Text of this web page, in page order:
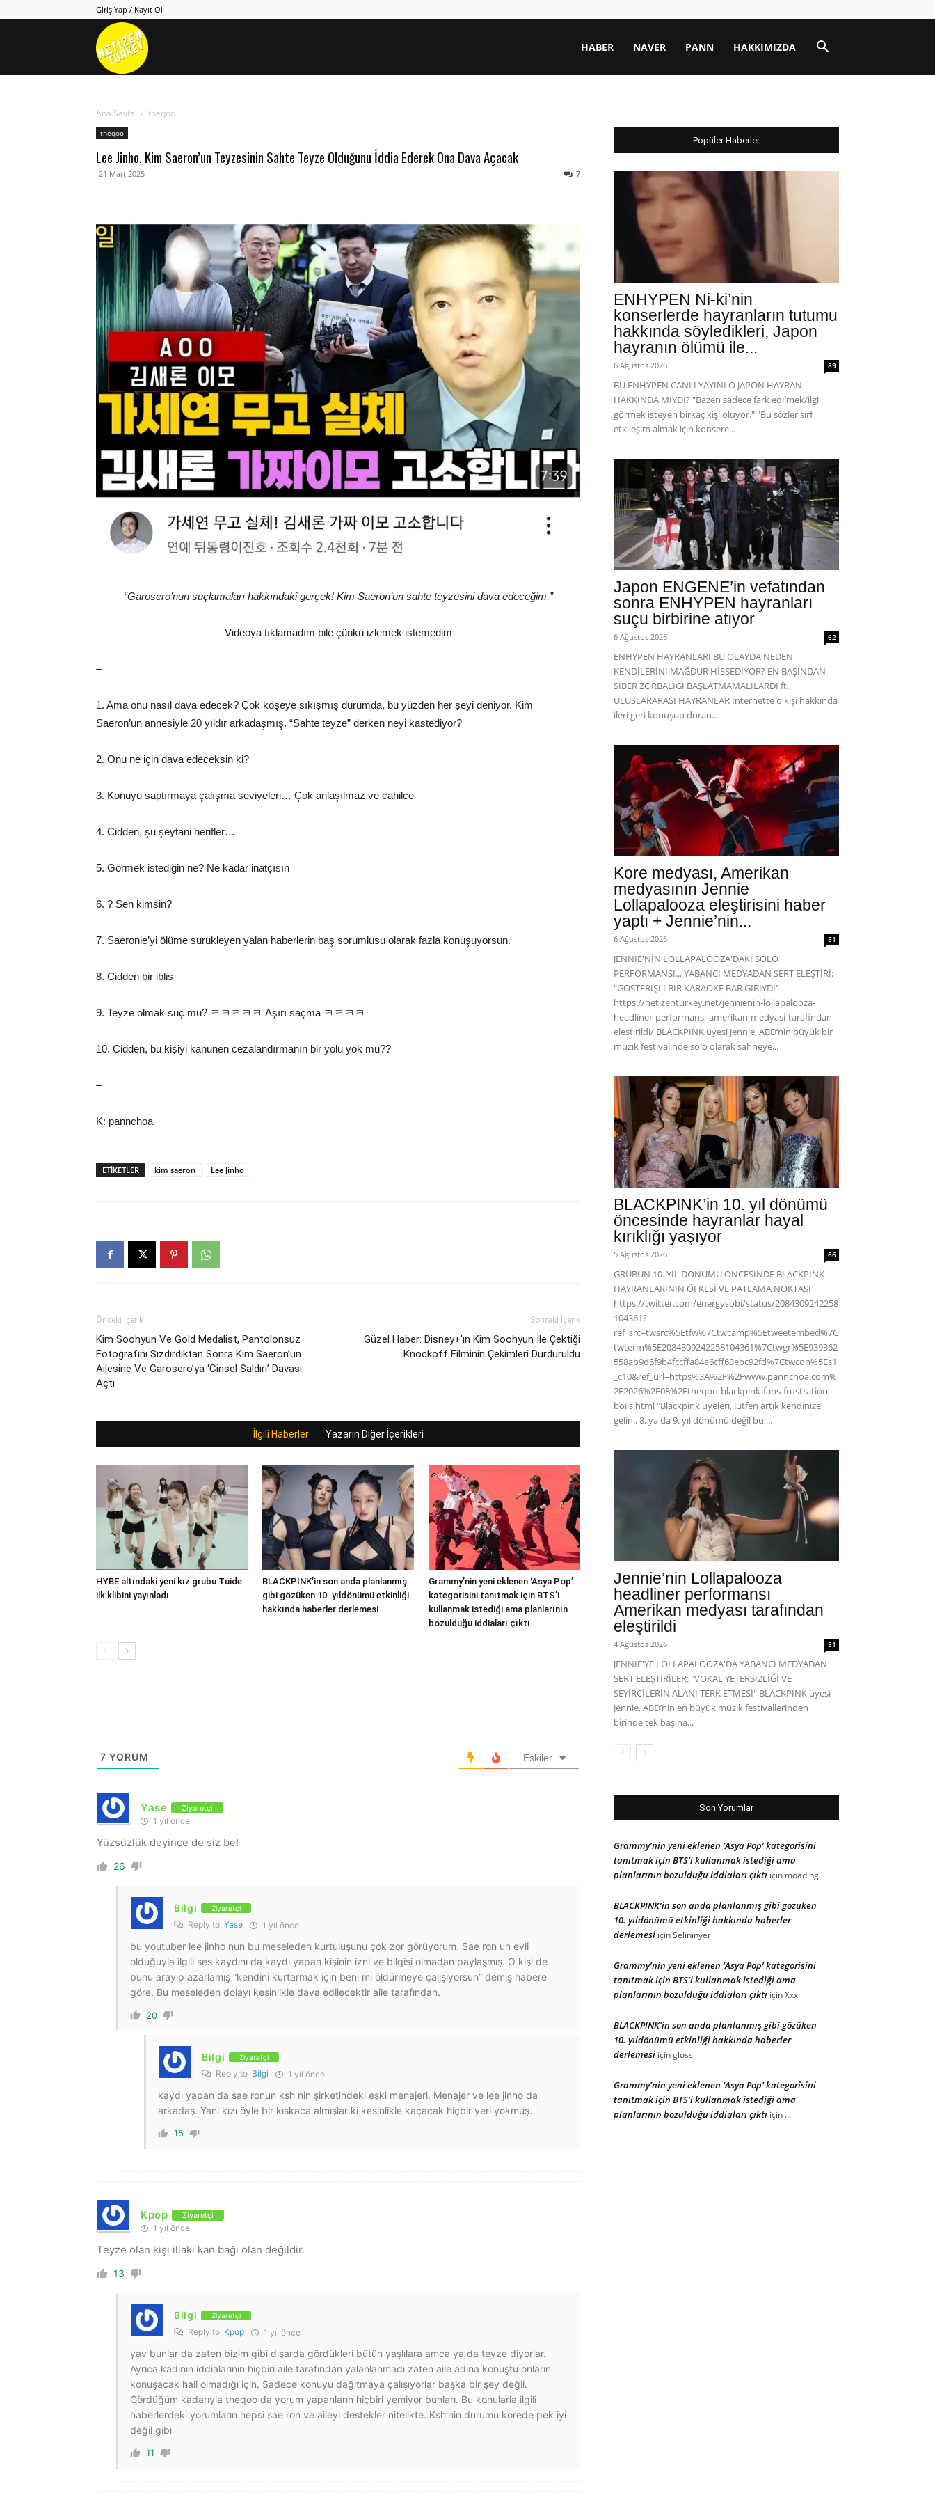
Giriş Yap / Kayıt Ol
Netizen HABER NAVER PANN HAKKIMIZDA
Ana Sayfa theqoo
theqoo
Lee Jinho, Kim Saeron’un Teyzesinin Sahte Teyze Olduğunu İddia Ederek Ona Dava Açacak
21 Mart 2025 7
“Garosero’nun suçlamaları hakkındaki gerçek! Kim Saeron’un sahte teyzesini dava edeceğim.”
Videoya tıklamadım bile çünkü izlemek istemedim
–
1. Ama onu nasıl dava edecek? Çok köşeye sıkışmış durumda, bu yüzden her şeyi deniyor. Kim
Saeron’un annesiyle 20 yıldır arkadaşmış. “Sahte teyze” derken neyi kastediyor?
2. Onu ne için dava edeceksin ki?
3. Konuyu saptırmaya çalışma seviyeleri… Çok anlaşılmaz ve cahilce
4. Cidden, şu şeytani herifler…
5. Görmek istediğin ne? Ne kadar inatçısın
6. ? Sen kimsin?
7. Saeronie’yi ölüme sürükleyen yalan haberlerin baş sorumlusu olarak fazla konuşuyorsun.
8. Cidden bir iblis
9. Teyze olmak suç mu? ㅋㅋㅋㅋㅋ Aşırı saçma ㅋㅋㅋㅋ
10. Cidden, bu kişiyi kanunen cezalandırmanın bir yolu yok mu??
–
K: pannchoa
ETIKETLER kim saeron Lee Jinho
Önceki İçerik
Kim Soohyun Ve Gold Medalist, Pantolonsuz
Fotoğrafını Sızdırdıktan Sonra Kim Saeron’un
Ailesine Ve Garosero’ya ‘Cinsel Saldırı’ Davası
Açtı
Sonraki İçerik
Güzel Haber: Disney+’ın Ki̇m Soohyun İle Çektiği
Knockoff Fi̇lminin Çekimleri Durduruldu
İlgili Haberler Yazarın Diğer İçerikleri
HYBE altındaki yeni kız grubu Tuide
ilk klibini yayınladı
BLACKPINK’in son anda planlanmış
gibi gözüken 10. yıldönümü etkinliği
hakkında haberler derlemesi
Grammy’nin yeni eklenen ‘Asya Pop’
kategorisini tanıtmak için BTS’i
kullanmak istediği ama planlarının
bozulduğu iddiaları çıktı
7 YORUM Eskiler
Yase Ziyaretçi
1 yıl önce
Yüzsüzlük deyince de siz be!
26
Bilgi Ziyaretçi
Reply to Yase 1 yıl önce
bu youtuber lee jinho nun bu meseleden kurtuluşunu çok zor görüyorum. Sae ron un evli
olduğuyla ilgili ses kaydını da kaydı yapan kişinin izni ve bilgisi olmadan paylaşmış. O kişi de
bunu arayıp azarlamış “kendini kurtarmak için beni mi öldürmeye çalışıyorsun” demiş habere
göre. Bu meseleden dolayı kesinlikle dava edilecektir aile tarafından.
20
Bilgi Ziyaretçi
Reply to Bilgi 1 yıl önce
kaydı yapan da sae ronun ksh nin şirketindeki eski menajeri. Menajer ve lee jinho da
arkadaş. Yani kızı öyle bir kıskaca almışlar ki kesinlikle kaçacak hiçbir yeri yokmuş.
15
Kpop Ziyaretçi
1 yıl önce
Teyze olan kişi illaki kan bağı olan değildir.
13
Bilgi Ziyaretçi
Reply to Kpop 1 yıl önce
yav bunlar da zaten bizim gibi dışarda gördükleri bütün yaşlılara amca ya da teyze diyorlar.
Ayrıca kadının iddialarının hiçbiri aile tarafından yalanlanmadı zaten aile adına konuştu onların
konuşacak hali olmadığı için. Sadece konuyu dağıtmaya çalışıyorlar başka bir şey değil.
Gördüğüm kadarıyla theqoo da yorum yapanların hiçbiri yemiyor bunları. Bu konularla ilgili
haberlerdeki yorumların hepsi sae ron ve aileyi destekler nitelikte. Ksh’nin durumu korede pek iyi
değil gibi
11
Popüler Haberler
ENHYPEN Ni-ki’nin
konserlerde hayranların tutumu
hakkında söyledikleri, Japon
hayranın ölümü ile...
6 Ağustos 2026 89
BU ENHYPEN CANLI YAYINI O JAPON HAYRAN
HAKKINDA MIYDI? "Bazen sadece fark edilmek/ilgi
görmek isteyen birkaç kişi oluyor." "Bu sözler sırf
etkileşim almak için konsere...
Japon ENGENE’in vefatından
sonra ENHYPEN hayranları
suçu birbirine atıyor
6 Ağustos 2026 62
ENHYPEN HAYRANLARI BU OLAYDA NEDEN
KENDİLERİNİ MAĞDUR HİSSEDİYOR? EN BAŞINDAN
SİBER ZORBALIĞI BAŞLATMAMALILARDI ft.
ULUSLARARASI HAYRANLAR İnternette o kişi hakkında
ileri geri konuşup duran...
Kore medyası, Amerikan
medyasının Jennie
Lollapalooza eleştirisini haber
yaptı + Jennie’nin...
6 Ağustos 2026 51
JENNIE'NİN LOLLAPALOOZA'DAKİ SOLO
PERFORMANSI... YABANCI MEDYADAN SERT ELEŞTİRİ:
"GÖSTERİŞLİ BİR KARAOKE BAR GİBİYDİ"
https://netizenturkey.net/jennienin-lollapalooza-
headliner-performansi-amerikan-medyasi-tarafindan-
elestirildi/ BLACKPINK üyesi Jennie, ABD’nin büyük bir
müzik festivalinde solo olarak sahneye...
BLACKPINK’in 10. yıl dönümü
öncesinde hayranlar hayal
kırıklığı yaşıyor
5 Ağustos 2026 66
GRUBUN 10. YIL DÖNÜMÜ ÖNCESİNDE BLACKPINK
HAYRANLARININ ÖFKESİ VE PATLAMA NOKTASI
https://twitter.com/energysobi/status/2084309242258
104361?
ref_src=twsrc%5Etfw%7Ctwcamp%5Etweetembed%7C
twterm%5E2084309242258104361%7Ctwgr%5E939362
558ab9d5f9b4fccffa84a6cff63ebc92fd%7Ctwcon%5Es1
_c10&ref_url=https%3A%2F%2Fwww.pannchoa.com%
2F2026%2F08%2Ftheqoo-blackpink-fans-frustration-
boils.html "Blackpink üyeleri, lütfen artık kendinize
gelin.. 8. ya da 9. yıl dönümü değil bu,...
Jennie’nin Lollapalooza
headliner performansı
Amerikan medyası tarafından
eleştirildi
4 Ağustos 2026 51
JENNIE'YE LOLLAPALOOZA'DA YABANCI MEDYADAN
SERT ELEŞTİRİLER: "VOKAL YETERSİZLİĞİ VE
SEYİRCİLERİN ALANI TERK ETMESİ" BLACKPINK üyesi
Jennie, ABD’nin en büyük müzik festivallerinden
birinde tek başına...
Son Yorumlar
Grammy’nin yeni eklenen ‘Asya Pop’ kategorisini
tanıtmak için BTS’i kullanmak istediği ama
planlarının bozulduğu iddiaları çıktı için moading
BLACKPINK’in son anda planlanmış gibi gözüken
10. yıldönümü etkinliği hakkında haberler
derlemesi içinSelininyeri
Grammy’nin yeni eklenen ‘Asya Pop’ kategorisini
tanıtmak için BTS’i kullanmak istediği ama
planlarının bozulduğu iddiaları çıktı içinXxx
BLACKPINK’in son anda planlanmış gibi gözüken
10. yıldönümü etkinliği hakkında haberler
derlemesi içingloss
Grammy’nin yeni eklenen ‘Asya Pop’ kategorisini
tanıtmak için BTS’i kullanmak istediği ama
planlarının bozulduğu iddiaları çıktı için ...